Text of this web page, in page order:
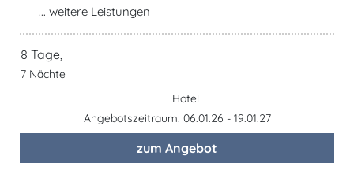
... weitere Leistungen
8 Tage,
7 Nächte
Hotel
Angebotszeitraum: 06.01.26 - 19.01.27
zum Angebot